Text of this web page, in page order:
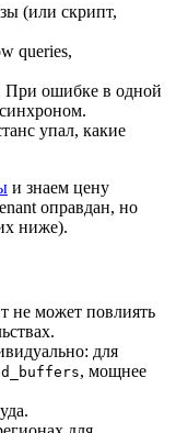
(или скрипт,
queries,
При ошибке в одной
упал, какие
и знаем цену
оправдан, но
ниже).
не может повлиять
для
, мощнее